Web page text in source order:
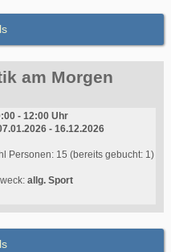
am Morgen
- 12:00 Uhr
- 16.12.2026
Personen: 15 (bereits gebucht: 1)
allg. Sport